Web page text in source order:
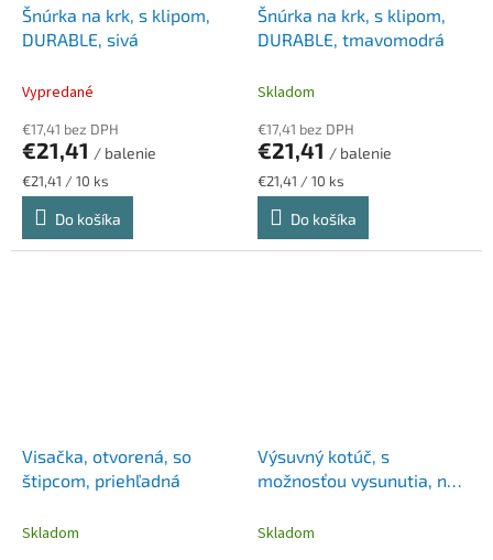
Šnúrka na krk, s klipom,
DURABLE, sivá
Vypredané
€17,41 bez DPH
€21,41 / balenie
Jednotková
cena:
€21,41 / 10 ks
Do košíka
Šnúrka na krk, s klipom,
DURABLE, tmavomodrá
Skladom
€17,41 bez DPH
€21,41 / balenie
Jednotková
cena:
€21,41 / 10 ks
Do košíka
Visačka, otvorená, so
štipcom, priehľadná
Skladom
Výsuvný kotúč, s
možnosťou vysunutia, na
Skladom